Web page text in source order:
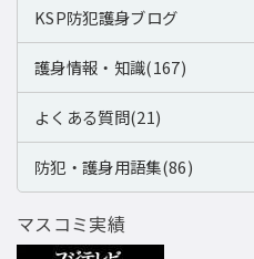
KSP防犯護身ブログ
護身情報・知識(167)
よくある質問(21)
防犯・護身用語集(86)
マスコミ実績